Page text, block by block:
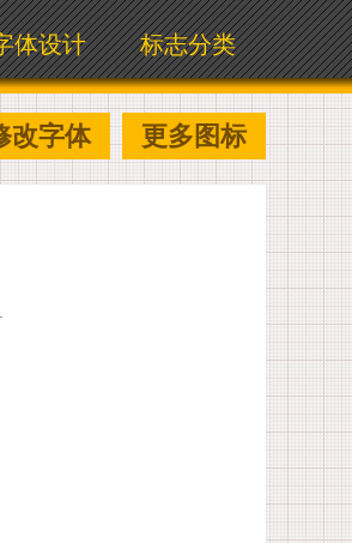
标志分类
体设计
更多图标
改字体